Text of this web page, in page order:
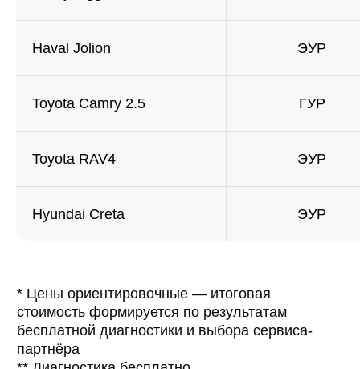
Haval Jolion ЭУР
Toyota Camry 2.5 ГУР
Toyota RAV4 ЭУР
Hyundai Creta ЭУР
АКЦИИ И
СПЕЦИАЛЬНЫЕ
ПРЕДЛОЖЕНИЯ